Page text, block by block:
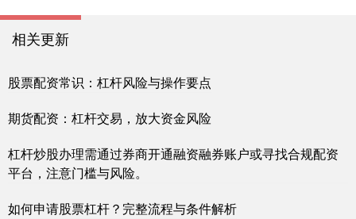
相关更新
股票配资常识：杠杆风险与操作要点
期货配资：杠杆交易，放大资金风险
杠杆炒股办理需通过券商开通融资融券账户或寻找合规配资
平台，注意门槛与风险。
如何申请股票杠杆？完整流程与条件解析